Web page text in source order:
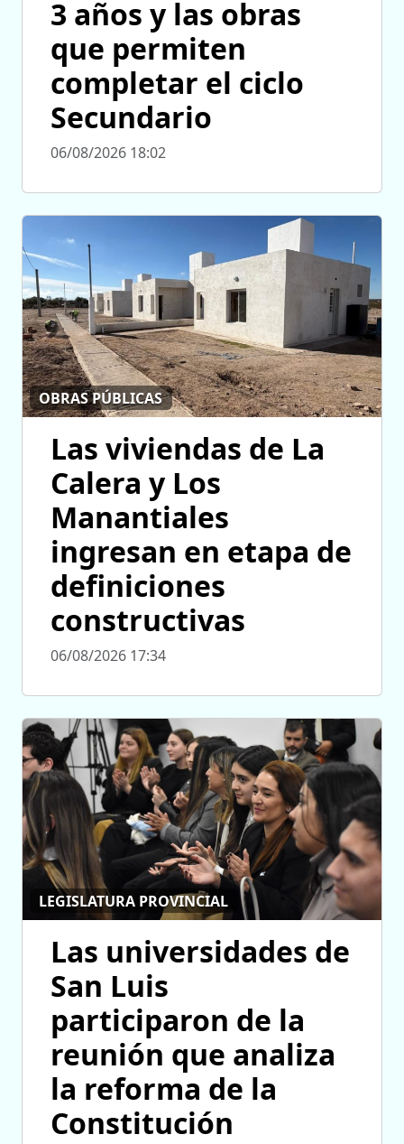
3 años y las obras
que permiten
completar el ciclo
Secundario
06/08/2026 18:02
OBRAS PÚBLICAS
Las viviendas de La
Calera y Los
Manantiales
ingresan en etapa de
definiciones
constructivas
06/08/2026 17:34
LEGISLATURA PROVINCIAL
Las universidades de
San Luis
participaron de la
reunión que analiza
la reforma de la
Constitución